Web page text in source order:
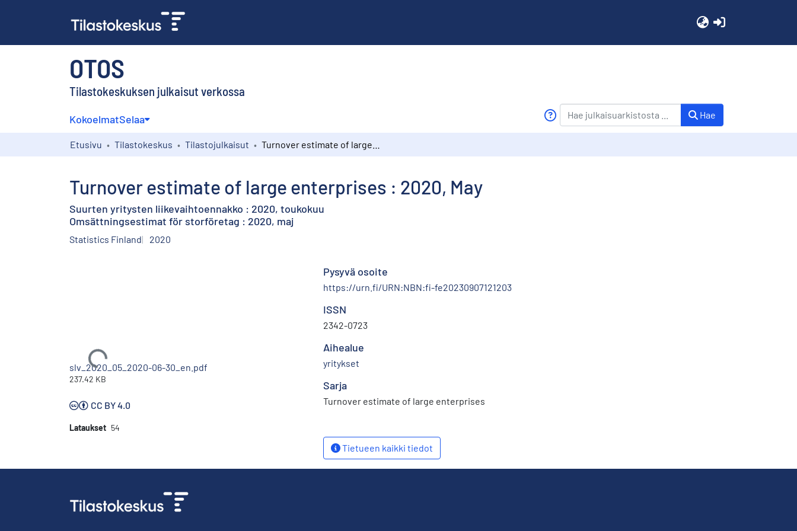
OTOS
Tilastokeskuksen julkaisut verkossa
KokoelmatSelaa Hae
Etusivu Tilastokeskus Tilastojulkaisut
Turnover estimate of large enterprises : 2020, May
Suurten yritysten liikevaihtoennakko : 2020, toukokuu
Omsättningsestimat för storföretag : 2020, maj
Statistics Finland 2020
Ladataan...
slv_2020_05_2020-06-30_en.pdf
237.42 KB
CC BY 4.0
Lataukset 54
Pysyvä osoite
https://urn.fi/URN:NBN:fi-fe20230907121203
ISSN
2342-0723
Aihealue
yritykset
Sarja
Turnover estimate of large enterprises
Tietueen kaikki tiedot